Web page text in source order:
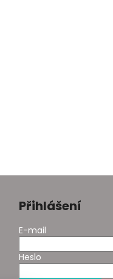
Přihlášení
E-mail
Heslo